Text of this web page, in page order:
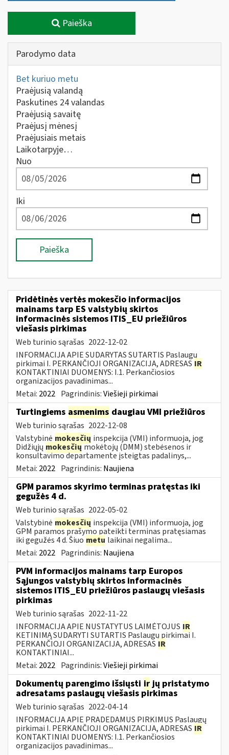
Paieška
Parodymo data
Bet kuriuo metu
Praėjusią valandą
Paskutines 24 valandas
Praėjusią savaitę
Praėjusį mėnesį
Praėjusiais metais
Laikotarpyje…
Nuo
Iki
Paieška
Pridėtinės vertės mokesčio informacijos
mainams tarp ES valstybių skirtos
informacinės sistemos ITIS_EU priežiūros
viešasis pirkimas
Web turinio sąrašas 2022-12-02
INFORMACIJA APIE SUDARYTAS SUTARTIS Paslaugų
pirkimai I. PERKANČIOJI ORGANIZACIJA, ADRESAS IR
KONTAKTINIAI DUOMENYS: I.1. Perkančiosios
organizacijos pavadinimas...
Metai: 2022 Pagrindinis:Viešieji pirkimai
Turtingiems asmenims daugiau VMI priežiūros
Web turinio sąrašas 2022-12-08
Valstybinė mokesčių inspekcija (VMI) informuoja, jog
Didžiųjų mokesčiųmokėtojų (DMM) stebėsenos ir
konsultavimo departamente įsteigtas padalinys,...
Metai: 2022 Pagrindinis: Naujiena
GPM paramos skyrimo terminas pratęstas iki
gegužės 4 d.
Web turinio sąrašas 2022-05-02
Valstybinė mokesčių inspekcija (VMI) informuoja, jog
GPM paramos prašymo pateikti terminas pratęsiamas
iki gegužės 4 d. Šiuo metu laikinai negalima...
Metai: 2022 Pagrindinis: Naujiena
PVM informacijos mainams tarp Europos
Sąjungos valstybių skirtos informacinės
sistemos ITIS_EU priežiūros paslaugų viešasis
pirkimas
Web turinio sąrašas 2022-11-22
INFORMACIJA APIE NUSTATYTUS LAIMĖTOJUS IR
KETINIMĄ SUDARYTI SUTARTIS Paslaugų pirkimai I.
PERKANČIOJI ORGANIZACIJA, ADRESAS IR
KONTAKTINIAI...
Metai: 2022 Pagrindinis:Viešieji pirkimai
Dokumentų parengimo išsiųsti irjų pristatymo
adresatams paslaugų viešasis pirkimas
Web turinio sąrašas 2022-04-14
INFORMACIJA APIE PRADEDAMUS PIRKIMUS Paslaugų
pirkimai I. PERKANČIOJI ORGANIZACIJA, ADRESAS IR
KONTAKTINIAI DUOMENYS: I.1. Perkančiosios
organizacijos pavadinimas...